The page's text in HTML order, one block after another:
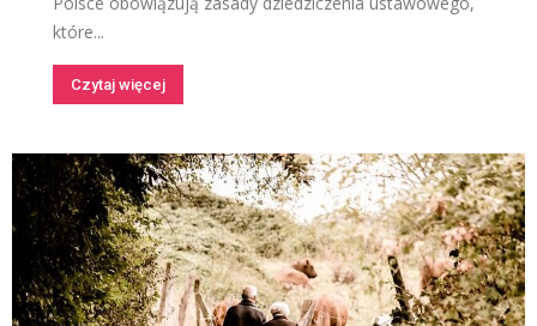
które...
Czytaj więcej